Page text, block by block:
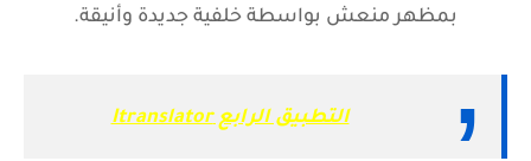
بمظهر منعش بواسطة خلفية جديدة وأنيقة.
التطبيق الرابع Itranslator